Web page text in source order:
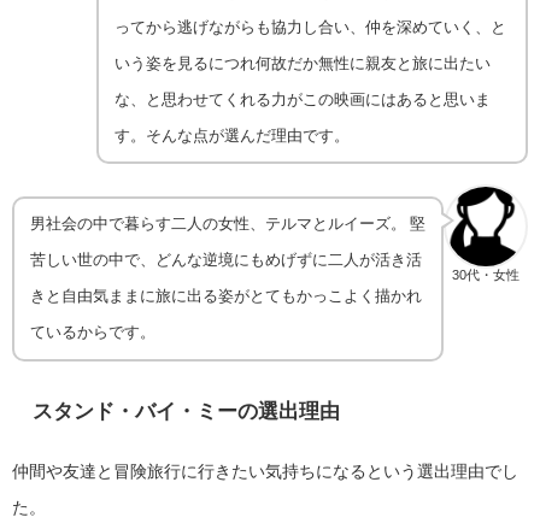
ってから逃げながらも協力し合い、仲を深めていく、と
いう姿を見るにつれ何故だか無性に親友と旅に出たい
な、と思わせてくれる力がこの映画にはあると思いま
す。そんな点が選んだ理由です。
30代・女性
男社会の中で暮らす二人の女性、テルマとルイーズ。 堅
苦しい世の中で、どんな逆境にもめげずに二人が活き活
きと自由気ままに旅に出る姿がとてもかっこよく描かれ
ているからです。
スタンド・バイ・ミーの選出理由
仲間や友達と冒険旅行に行きたい気持ちになるという選出理由でし
た。